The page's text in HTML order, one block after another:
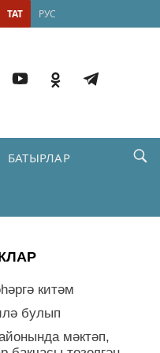
РУС
ТАТ
БАТЫРЛАР
китәм
булып
мәктәп,